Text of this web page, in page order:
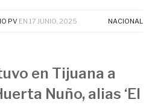
PV EN 17 JUNIO, 2025 NACIONAL
en Tijuana a
Nuño, alias ‘El